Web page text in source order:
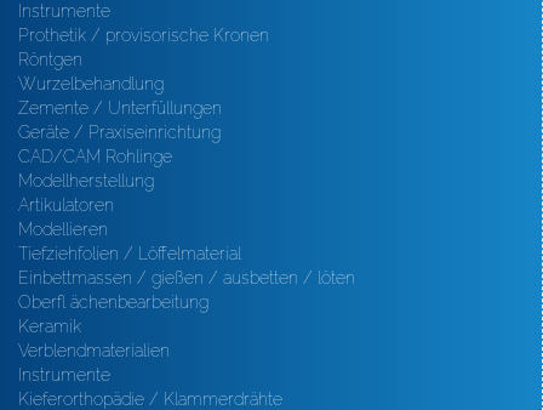
Instrumente
Prothetik / provisorische Kronen
Röntgen
Wurzelbehandlung
Zemente / Unterfüllungen
Geräte / Praxiseinrichtung
CAD/CAM Rohlinge
Modellherstellung
Artikulatoren
Modellieren
Tiefziehfolien / Löffelmaterial
Einbettmassen / gießen / ausbetten / löten
Oberfl ächenbearbeitung
Keramik
Verblendmaterialien
Instrumente
Kieferorthopädie / Klammerdrähte